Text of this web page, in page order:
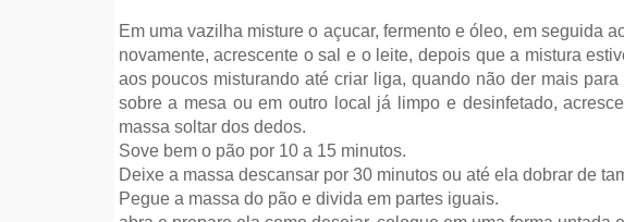
Em uma vazilha misture o açucar, fermento e óleo, em seguida
novamente, acrescente o sal e o leite, depois que a mistura
aos poucos misturando até criar liga, quando não der mais
sobre a mesa ou em outro local já limpo e desinfetado,
massa soltar dos dedos.
Sove bem o pão por 10 a 15 minutos.
Deixe a massa descansar por 30 minutos ou até ela dobrar de
Pegue a massa do pão e divida em partes iguais.